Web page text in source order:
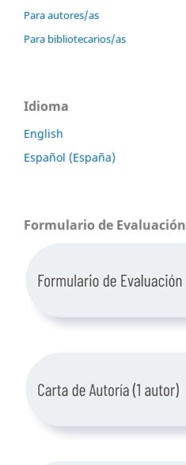
Para autores/as
Para bibliotecarios/as
Idioma
English
Español (España)
Formulario de Evaluación